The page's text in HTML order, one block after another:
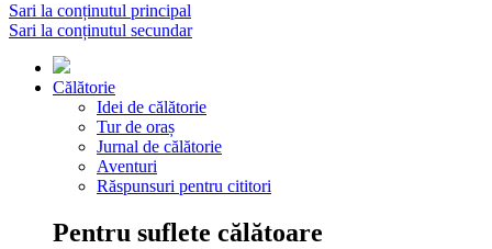
Sari la conținutul principal
Sari la conținutul secundar
Călătorie
Idei de călătorie
Tur de oraș
Jurnal de călătorie
Aventuri
Răspunsuri pentru cititori
Pentru suflete călătoare